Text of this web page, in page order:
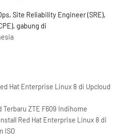
Site Reliability Engineer (SRE),
gabung di
Hat Enterprise Linux 8 di Upcloud
Terbaru ZTE F609 Indihome
Red Hat Enterprise Linux 8 di
ISO